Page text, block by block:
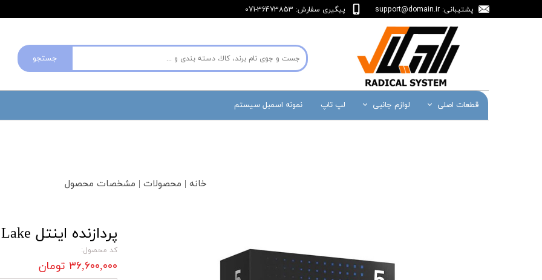
جستجو
پشتیبانی:support@domain.ir پیگیری سفارش: 36473853-071
قطعات اصلی لوازم جانبی لپ تاپ نمونه اسمبل سیستم
خانه | محصولات | مشخصات محصول
پردازنده اینتل Arrow Lake مدل Ultra 5 245k
کد محصول:
۳۶,۶۰۰,۰۰۰ تومان